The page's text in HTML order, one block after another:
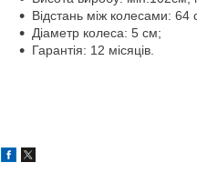
Відстань між колесами: 64
Діаметр колеса: 5 см;
Гарантія: 12 місяців.